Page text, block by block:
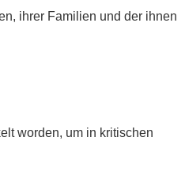
ihrer Familien und der ihnen
worden, um in kritischen